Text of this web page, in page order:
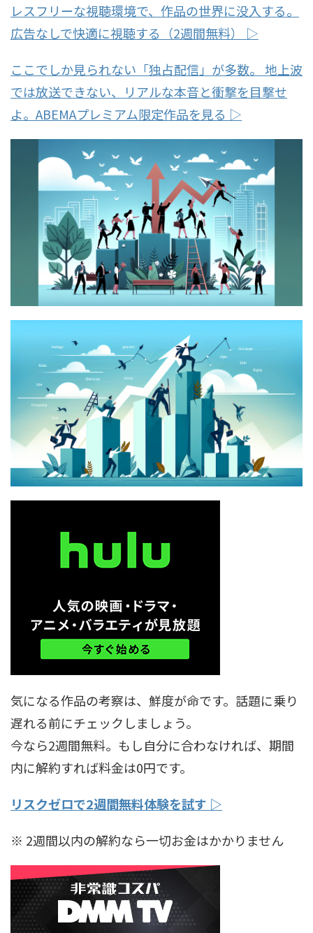
レスフリーな視聴環境で、作品の世界に没入する。
広告なしで快適に視聴する（2週間無料） ▷
ここでしか見られない「独占配信」が多数。 地上波
では放送できない、リアルな本音と衝撃を目撃せ
よ。ABEMAプレミアム限定作品を見る ▷
気になる作品の考察は、鮮度が命です。話題に乗り
遅れる前にチェックしましょう。
今なら2週間無料。もし自分に合わなければ、期間
内に解約すれば料金は0円です。
リスクゼロで2週間無料体験を試す ▷
※ 2週間以内の解約なら一切お金はかかりません